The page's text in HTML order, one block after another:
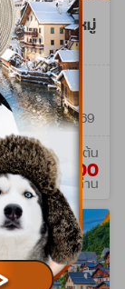
ะวันออก พักหมู่
ท์ 10วัน
- Oct 26
10วัน 7คืน
. 69 - 08 พ.ย. 69
เริ่มต้น
129,900
บาท/ท่าน